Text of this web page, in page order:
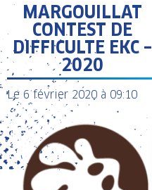
MARGOUILLAT
CONTEST DE
DIFFICULTE EKC –
2020
Le 6 février 2020 à 09:10